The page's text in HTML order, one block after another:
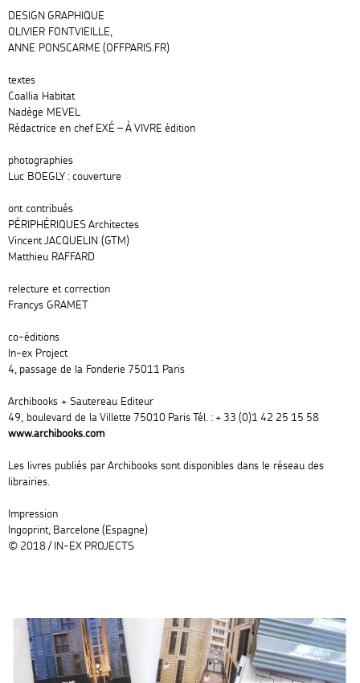
DESIGN GRAPHIQUE
OLIVIER FONTVIEILLE,
ANNE PONSCARME (OFFPARIS.FR)
textes
Coallia Habitat
Nadège MEVEL
Rédactrice en chef EXÉ – À VIVRE édition
photographies
Luc BOEGLY : couverture
ont contribués
PÉRIPHÉRIQUES Architectes
Vincent JACQUELIN (GTM)
Matthieu RAFFARD
relecture et correction
Francys GRAMET
co-éditions
In-ex Project
4, passage de la Fonderie 75011 Paris
Archibooks + Sautereau Editeur
49, boulevard de la Villette 75010 Paris Tél. : + 33 (0)1 42 25 15 58
www.archibooks.com
Les livres publiés par Archibooks sont disponibles dans le réseau des
librairies.
Impression
Ingoprint, Barcelone (Espagne)
© 2018 / IN-EX PROJECTS